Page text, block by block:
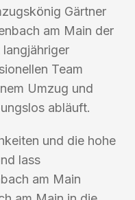
Gärtner
am Main der
Team
Umzug und
abläuft.
und die hohe
lass
am Main